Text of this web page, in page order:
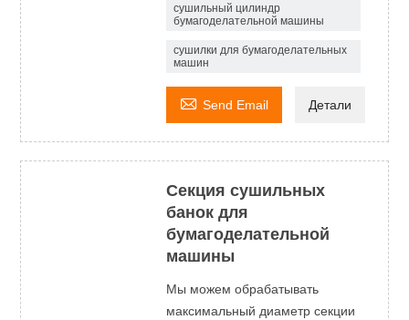
сушильный цилиндр
бумагоделательной машины
сушилки для бумагоделательных
машин
 Send Email Детали
Секция сушильных
банок для
бумагоделательной
машины
Мы можем обрабатывать
максимальный диаметр секции